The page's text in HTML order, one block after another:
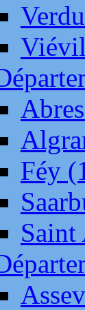
Féy